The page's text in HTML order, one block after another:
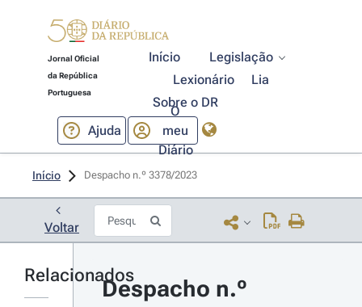
Jornal Oficial
da República
Portuguesa
Início
Legislação
Lexionário
Lia
Sobre o DR
Ajuda
O
meu
Diário
Início Despacho n.º 3378/2023
Voltar
Relacionados
Despacho n.º